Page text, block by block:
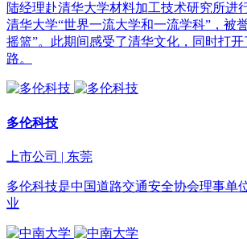
陆经理赴清华大学材料加工技术研究所进
清华大学“世界一流大学和一流学科”，被
摇篮”。此期间感受了清华文化，同时打
路。
多伦科技
上市公司 | 东莞
多伦科技是中国道路交通安全协会理事单
业